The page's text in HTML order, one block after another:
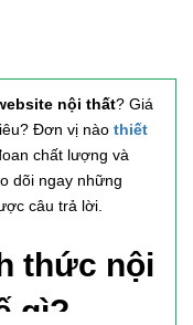
nội thất? Giá
Đơn vị nào thiết
chất lượng và
dõi ngay những
câu trả lời.
thức nội
gì?